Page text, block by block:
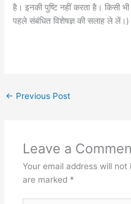
है। इनकी पुष्टि नहीं करता है। किसी
पहले संबंधित विशेषज्ञ की सलाह ले लें।)
← Previous Post
Leave a
Your email address will not
are marked *